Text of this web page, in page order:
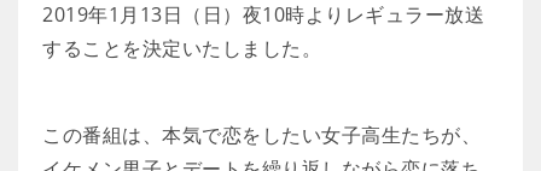
2019年1月13日（日）夜10時よりレギュラー放送
することを決定いたしました。
この番組は、本気で恋をしたい女子高生たちが、